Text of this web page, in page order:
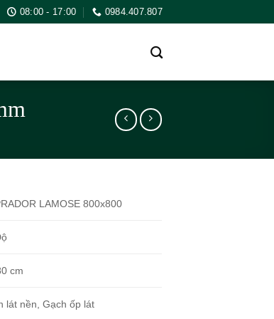
08:00 - 17:00 0984.407.807
LAMOSE 800x800
cm
lát nền, Gạch ốp lát